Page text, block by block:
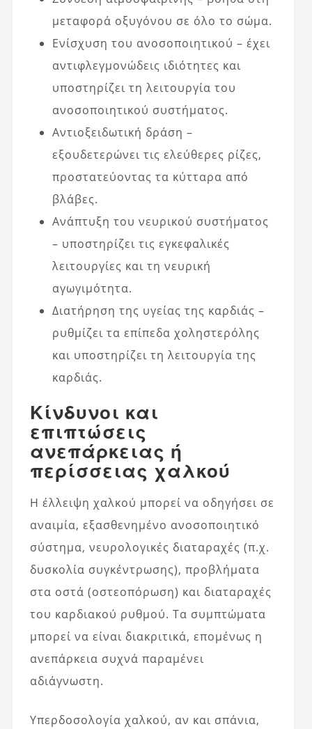
μεταφορά οξυγόνου σε όλο το σώμα.
Ενίσχυση του ανοσοποιητικού – έχει
αντιφλεγμονώδεις ιδιότητες και
υποστηρίζει τη λειτουργία του
ανοσοποιητικού συστήματος.
Αντιοξειδωτική δράση –
εξουδετερώνει τις ελεύθερες ρίζες,
προστατεύοντας τα κύτταρα από
βλάβες.
Ανάπτυξη του νευρικού συστήματος
– υποστηρίζει τις εγκεφαλικές
λειτουργίες και τη νευρική
αγωγιμότητα.
Διατήρηση της υγείας της καρδιάς –
ρυθμίζει τα επίπεδα χοληστερόλης
και υποστηρίζει τη λειτουργία της
καρδιάς.
Κίνδυνοι και
επιπτώσεις
ανεπάρκειας ή
περίσσειας χαλκού
Η έλλειψη χαλκού μπορεί να οδηγήσει σε
αναιμία, εξασθενημένο ανοσοποιητικό
σύστημα, νευρολογικές διαταραχές (π.χ.
δυσκολία συγκέντρωσης), προβλήματα
στα οστά (οστεοπόρωση) και διαταραχές
του καρδιακού ρυθμού. Τα συμπτώματα
μπορεί να είναι διακριτικά, επομένως η
ανεπάρκεια συχνά παραμένει
αδιάγνωστη.
Υπερδοσολογία χαλκού, αν και σπάνια,